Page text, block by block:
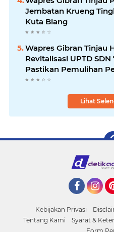
Jembatan Krueng
Kuta Blang
Wapres Gibran Tinjau
Revitalisasi UPTD SDN
Pastikan Pemulihan
Pascabencana
Lihat
Kebijakan Privasi
Tentang Kami
Syarat &